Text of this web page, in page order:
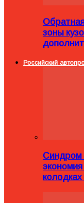
зоны
Российский
Синдром